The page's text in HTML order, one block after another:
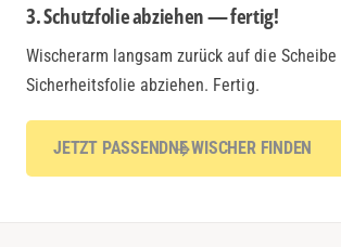
3. Schutzfolie abziehen — fertig!
Wischerarm langsam zurück auf die Scheibe
Sicherheitsfolie abziehen. Fertig.
JETZT PASSENDNE WISCHER FINDEN